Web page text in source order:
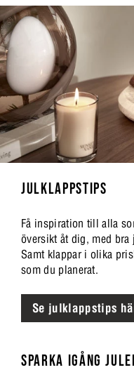
JULKLAPPSTIPS
Få inspiration till alla
översikt åt dig, med
Samt klappar i olika
som du planerat.
Se julklappstips
SPARKA IGÅNG